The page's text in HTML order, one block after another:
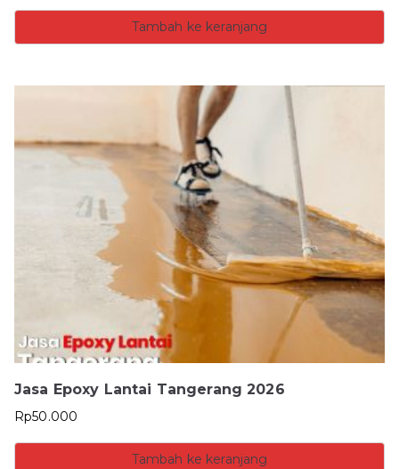
Tambah ke keranjang
Jasa Epoxy Lantai Tangerang 2026
Rp50.000
Tambah ke keranjang